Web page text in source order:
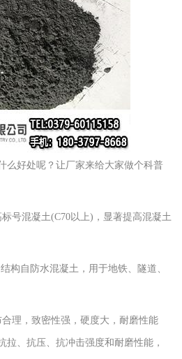
么好处呢？让厂家来给大家做个科普
混凝土(C70以上)，显著提高混凝土
自防水混凝土，用于地铁、隧道、
，致密性强，硬度大，耐磨性能
拉、抗压、抗冲击强度和耐磨性能，